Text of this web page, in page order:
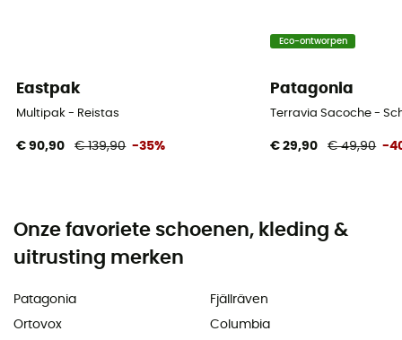
Eastpak
Multipak - Reistas
€ 90,90 € 139,90 -35%
Eco-ontworpen
Patagonia
Terravia Sacoche -
€ 29,90 € 49,90 -
Onze favoriete schoenen, kleding &
uitrusting merken
Patagonia
Ortovox
Fjällräven
Columbia